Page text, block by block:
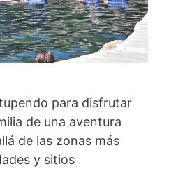
para disfrutar
de una aventura
de las zonas más
y sitios